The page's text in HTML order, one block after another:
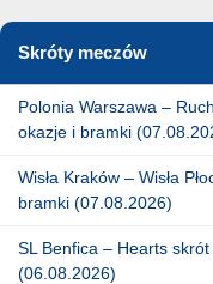
Skróty meczów
Polonia Warszawa –
okazje i bramki
Wisła Kraków – Wisła
bramki (07.08.2026)
SL Benfica – Hearts
(06.08.2026)